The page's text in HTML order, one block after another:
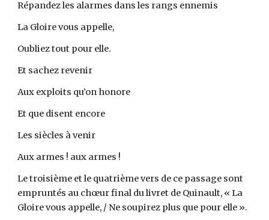
Répandez les alarmes dans les rangs ennemis
La Gloire vous appelle,
Oubliez tout pour elle.
Et sachez revenir
Aux exploits qu’on honore
Et que disent encore
Les siècles à venir
Aux armes ! aux armes !
Le troisième et le quatrième vers de ce passage sont
empruntés au chœur final du livret de Quinault, « La
Gloire vous appelle, / Ne soupirez plus que pour elle ».